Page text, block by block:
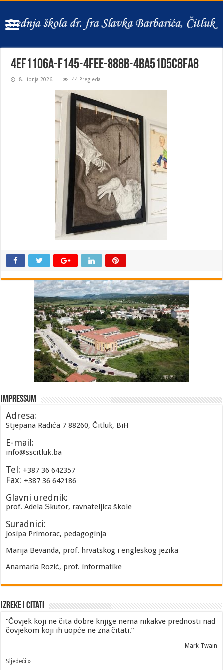
4ef1106a-f145-4fee-888b-4ba51d5c8fa8
8. lipnja 2026. 44 Pregleda
Impressum
Adresa:
Stjepana Radića 7 88260, Čitluk, BiH
E-mail:
info@sscitluk.ba
Tel: +387 36 642357
Fax: +387 36 642186
Glavni urednik:
prof. Adela Škutor, ravnateljica škole
Suradnici:
Josipa Primorac, pedagoginja
Marija Bevanda, prof. hrvatskog i engleskog jezika
Anamaria Rozić, prof. informatike
Izreke i Citati
“Čovjek koji ne čita dobre knjige nema nikakve prednosti nad
čovjekom koji ih uopće ne zna čitati.”
— Mark Twain
Sljedeći »